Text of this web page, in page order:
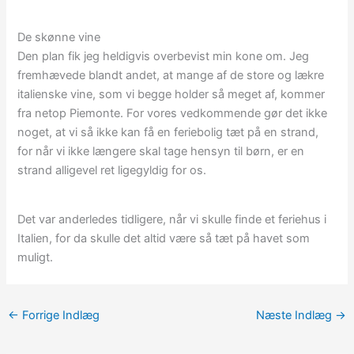
De skønne vine
Den plan fik jeg heldigvis overbevist min kone om. Jeg
fremhævede blandt andet, at mange af de store og lækre
italienske vine, som vi begge holder så meget af, kommer
fra netop Piemonte. For vores vedkommende gør det ikke
noget, at vi så ikke kan få en feriebolig tæt på en strand,
for når vi ikke længere skal tage hensyn til børn, er en
strand alligevel ret ligegyldig for os.
Det var anderledes tidligere, når vi skulle finde et feriehus i
Italien, for da skulle det altid være så tæt på havet som
muligt.
← Forrige Indlæg Næste Indlæg →